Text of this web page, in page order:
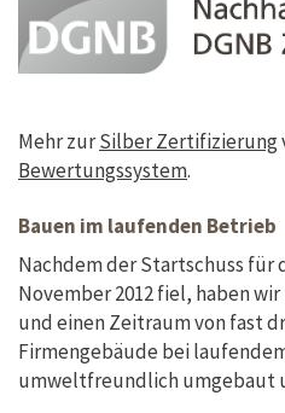
Mehr zurSilber Zertifizierung
Bewertungssystem.
Bauen im laufenden Betrieb
Nachdem der Startschuss für
November 2012 fiel, haben
und einen Zeitraum von fast
Firmengebäude bei
umweltfreundlich umgebaut